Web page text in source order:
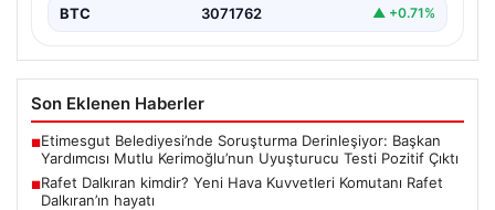
BTC 3071762 ▲ +0.71%
Son Eklenen Haberler
■Etimesgut Belediyesi’nde Soruşturma Derinleşiyor: Başkan
Yardımcısı Mutlu Kerimoğlu’nun Uyuşturucu Testi Pozitif Çıktı
■Rafet Dalkıran kimdir? Yeni Hava Kuvvetleri Komutanı Rafet
Dalkıran’ın hayatı